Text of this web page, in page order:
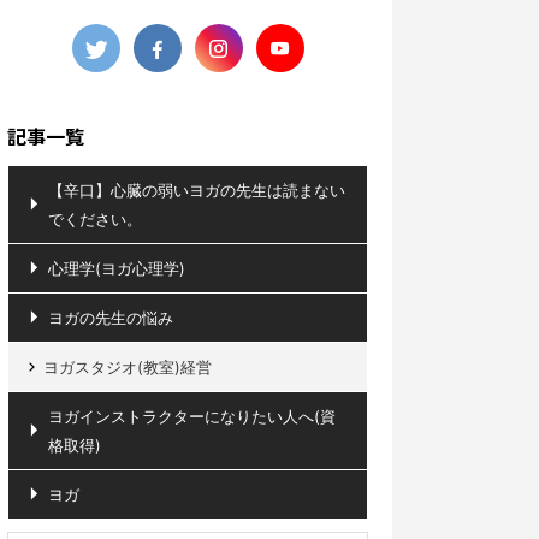
記事一覧
【辛口】心臓の弱いヨガの先生は読まない
でください。
心理学(ヨガ心理学)
ヨガの先生の悩み
ヨガスタジオ(教室)経営
ヨガインストラクターになりたい人へ(資
格取得)
ヨガ